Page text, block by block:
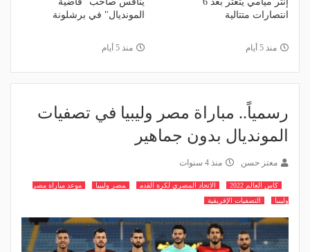
انتصارات متتالية
منذ 5 أيام
المونديال" في برشلونة
منذ 5 أيام
رسمياً.. مباراة مصر وليبيا في تصفيات
المونديال بدون جماهير
معتز حسن منذ 4 سنوات
كاس العالم 2022 الاتحاد المصري لكرة القدم مصر وليبيا
موعد مباراة مصر
وليبيا
التصفيات الإفريقية